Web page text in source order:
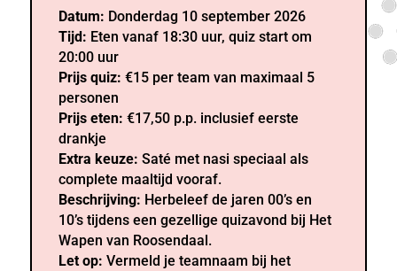
Datum: Donderdag 10 september 2026
Tijd: Eten vanaf 18:30 uur, quiz start om
20:00 uur
Prijs quiz: €15 per team van maximaal 5
personen
Prijs eten: €17,50 p.p. inclusief eerste
drankje
Extra keuze: Saté met nasi speciaal als
complete maaltijd vooraf.
Beschrijving: Herbeleef de jaren 00’s en
10’s tijdens een gezellige quizavond bij Het
Wapen van Roosendaal.
Let op: Vermeld je teamnaam bij het